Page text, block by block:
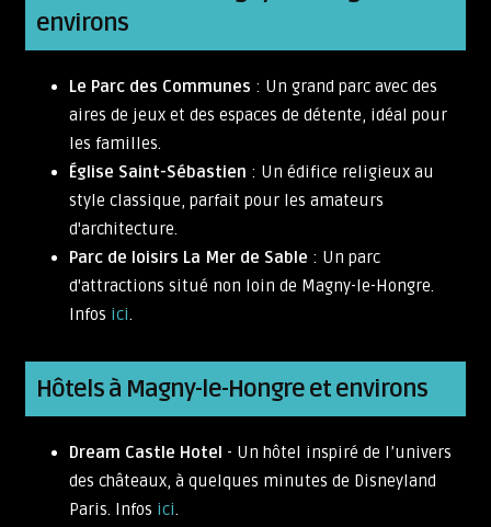
environs
Le Parc des Communes : Un grand parc avec des
aires de jeux et des espaces de détente, idéal pour
les familles.
Église Saint-Sébastien : Un édifice religieux au
style classique, parfait pour les amateurs
d'architecture.
Parc de loisirs La Mer de Sable : Un parc
d'attractions situé non loin de Magny-le-Hongre.
Infos ici.
Hôtels à Magny-le-Hongre et environs
Dream Castle Hotel - Un hôtel inspiré de l’univers
des châteaux, à quelques minutes de Disneyland
Paris. Infos ici.